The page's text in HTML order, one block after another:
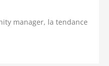
manager, la tendance